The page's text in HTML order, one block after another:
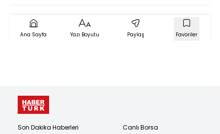
Ana Sayfa Yazı Boyutu Paylaş Favoriler
Son Dakika Haberleri
Canlı Borsa